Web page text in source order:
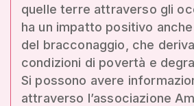
quelle terre attraverso gli
ha un impatto positivo
del bracconaggio, che
condizioni di povertà e
Si possono avere
attraverso l’associazione